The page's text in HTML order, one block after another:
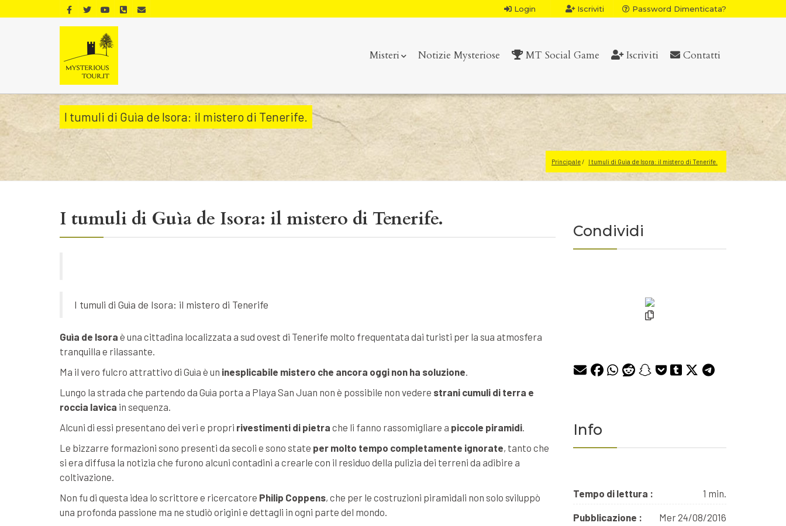
Login Iscriviti Password Dimenticata?
Misteri Notizie Mysteriose MT Social Game Iscriviti Contatti
I tumuli di Guìa de Isora: il mistero di Tenerife.
Principale I tumuli di Guìa de Isora: il mistero di Tenerife.
I tumuli di Guìa de Isora: il mistero di Tenerife.
I tumuli di Guìa de Isora: il mistero di Tenerife
Guìa de Isora è una cittadina localizzata a sud ovest di Tenerife molto frequentata dai turisti per la sua atmosfera
tranquilla e rilassante.
Ma il vero fulcro attrattivo di Guìa è un inesplicabile mistero che ancora oggi non ha soluzione.
Lungo la strada che partendo da Guìa porta a Playa San Juan non è possibile non vedere strani cumuli di terra e
roccia lavica in sequenza.
Alcuni di essi presentano dei veri e propri rivestimenti di pietra che li fanno rassomigliare a piccole piramidi.
Le bizzarre formazioni sono presenti da secoli e sono state per molto tempo completamente ignorate, tanto che
si era diffusa la notizia che furono alcuni contadini a crearle con il residuo della pulizia dei terreni da adibire a
coltivazione.
Non fu di questa idea lo scrittore e ricercatore Philip Coppens, che per le costruzioni piramidali non solo sviluppò
una profonda passione ma ne studiò origini e dettagli in ogni parte del mondo.
Condividi
Info
Tempo di lettura : 1 min.
Pubblicazione : Mer 24/08/2016